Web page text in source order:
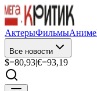
АктерыФильмыАниме
Все новости
$=80,93|€=93,19